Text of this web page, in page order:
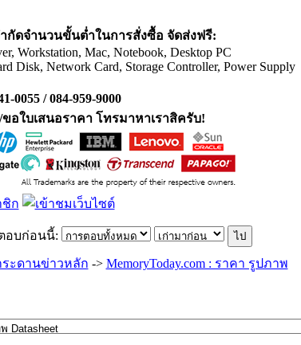
กัดจำนวนขั้นต่ำในการสั่งซื้อ จัดส่งฟรี:
Workstation, Mac, Notebook, Desktop PC
Disk, Network Card, Storage Controller, Power Supply
0055 / 084-959-9000
อใบเสนอราคา โทรมาหาเราสิครับ!
อบก่อนนี้:
ระดานข่าวหลัก -> MemoryToday.com : ราคา รูปภาพ